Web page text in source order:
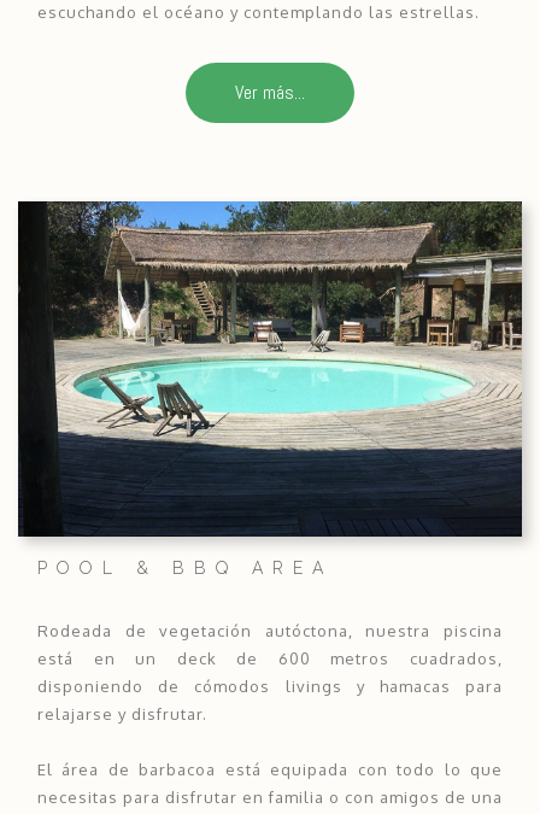
escuchando el océano y contemplando las estrellas.
Ver más...
POOL & BBQ AREA
Rodeada de vegetación autóctona, nuestra piscina
está en un deck de 600 metros cuadrados,
disponiendo de cómodos livings y hamacas para
relajarse y disfrutar.
El área de barbacoa está equipada con todo lo que
necesitas para disfrutar en familia o con amigos de una